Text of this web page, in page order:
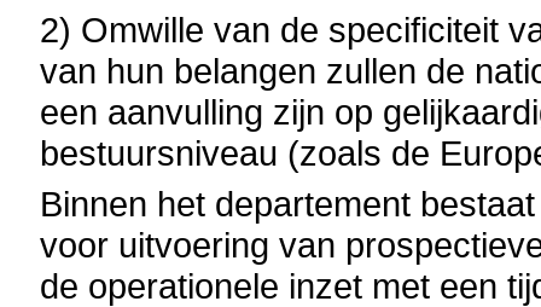
2) Omwille van de specificiteit
van hun belangen zullen de
een aanvulling zijn op
bestuursniveau (zoals de
Binnen het departement
voor uitvoering van
de operationele inzet met een